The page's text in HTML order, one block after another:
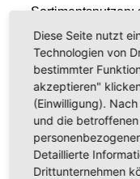
Sortimentsnutzen:
einen
gezielte
Markenbotschaft
geschlossenen
optionaler
Weitere
Diese Seite nutzt
Technologien von
bestimmter
akzeptieren"
(Einwilligung).
und die
Detaillierte
Drittunternehmen